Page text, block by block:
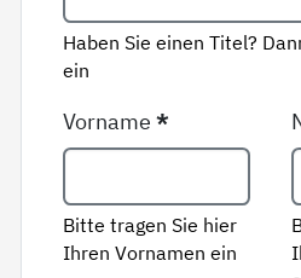
Haben Sie einen Titel?
ein
Vorname*
Bitte tragen Sie hier
Ihren Vornamen ein